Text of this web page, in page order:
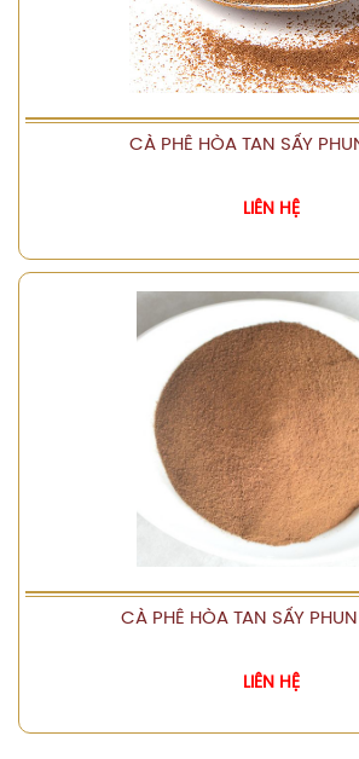
CÀ PHÊ HÒA TAN SẤY
LIÊN HỆ
CÀ PHÊ HÒA TAN SẤY
LIÊN HỆ